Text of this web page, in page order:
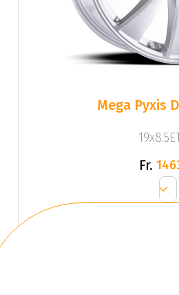
Mega Pyxis
Fr.